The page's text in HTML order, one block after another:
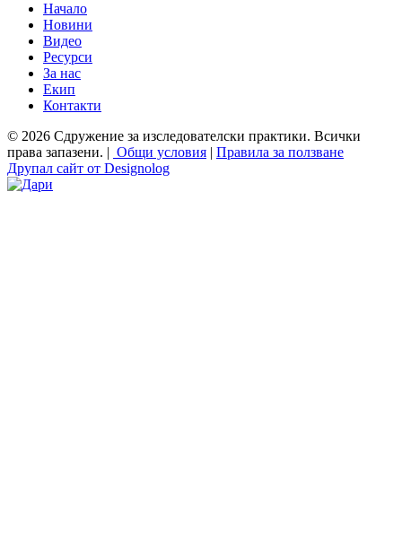
Начало
Новини
Видео
Ресурси
За нас
Екип
Контакти
© 2026 Сдружение за изследователски практики. Всички
права запазени. | Общи условия | Правила за ползване
Друпал сайт от Designolog